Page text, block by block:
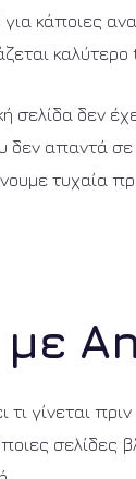
για κάποιες
σελίδα δεν
δεν απαντά
τυχαία
τι γίνεται
ποιες